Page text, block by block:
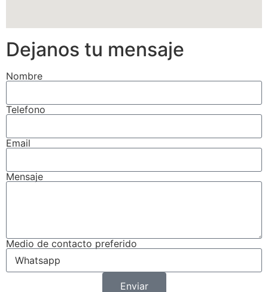
Dejanos tu mensaje
Nombre
Telefono
Email
Mensaje
Medio de contacto preferido
Enviar